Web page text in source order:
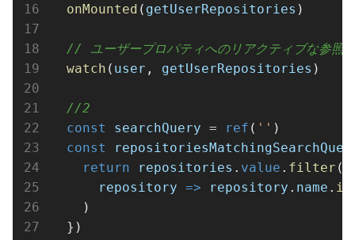
onMounted ( getUserRepositories )
// ユーザープロパティへのリアクティブな参照
watch ( user , getUserRepositories )
//2
const
searchQuery = ref ( '' )
const
return
repositories . value . filter (
repository => repository . name .
    )
  })